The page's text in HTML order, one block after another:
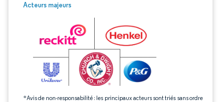
Acteurs majeurs
*Avis de non-responsabilité : les principaux acteurs sont triés sans ordre
Image © Mordor Intelligence. La réutilisation nécessite une attribution sous CC